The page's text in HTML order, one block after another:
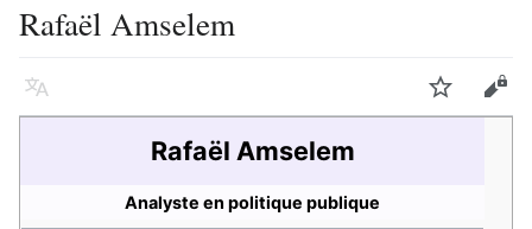
Rafaël Amselem
Langue Suivre
Rafaël Amselem
Analyste en politique publique